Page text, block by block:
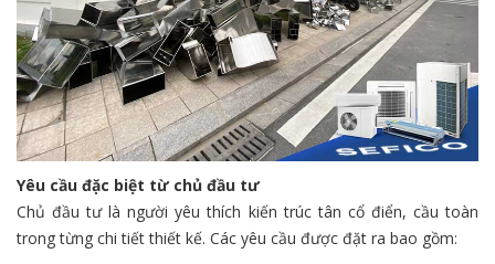
Yêu cầu đặc biệt từ chủ đầu tư
Chủ đầu tư là người yêu thích kiến trúc tân cổ điển, cầu toàn
trong từng chi tiết thiết kế. Các yêu cầu được đặt ra bao gồm: